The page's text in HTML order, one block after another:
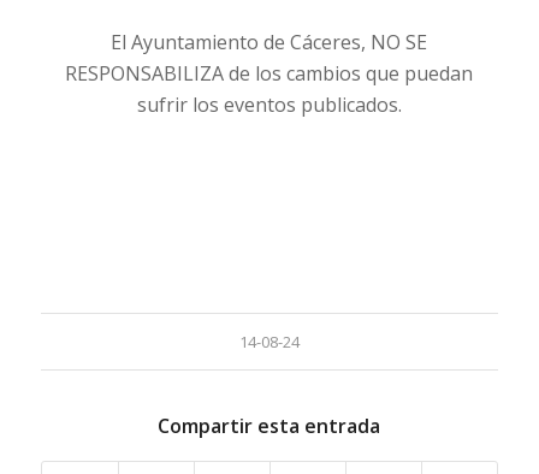
El Ayuntamiento de Cáceres, NO SE
RESPONSABILIZA de los cambios que puedan
sufrir los eventos publicados.
14-08-24
Compartir esta entrada